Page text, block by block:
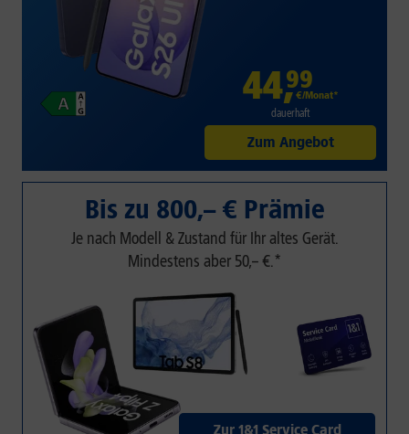
44,99
€/Monat*
dauerhaft
Zum Angebot
Bis zu 800,– € Prämie
Je nach Modell & Zustand für Ihr altes Gerät.
Mindestens aber 50,– €.*
Zur 1&1 Service Card